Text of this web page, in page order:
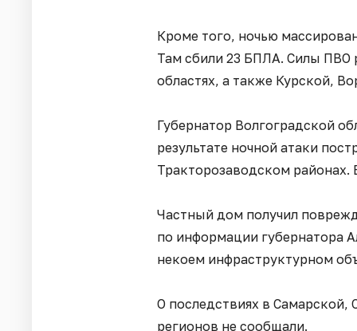
Кроме того, ночью
Там сбили 23 БПЛА. Силы ПВО
областях, а также Курской,
Губернатор Волгоградской
результате ночной атаки
Тракторозаводском
Частный дом получил
по информации губернатора
некоем инфраструктурном
О последствиях в Самарской,
регионов не сообщали.